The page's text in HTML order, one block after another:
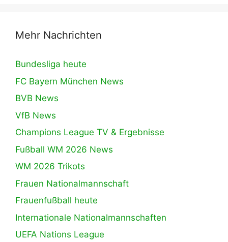
Mehr Nachrichten
Bundesliga heute
FC Bayern München News
BVB News
VfB News
Champions League TV & Ergebnisse
Fußball WM 2026 News
WM 2026 Trikots
Frauen Nationalmannschaft
Frauenfußball heute
Internationale Nationalmannschaften
UEFA Nations League